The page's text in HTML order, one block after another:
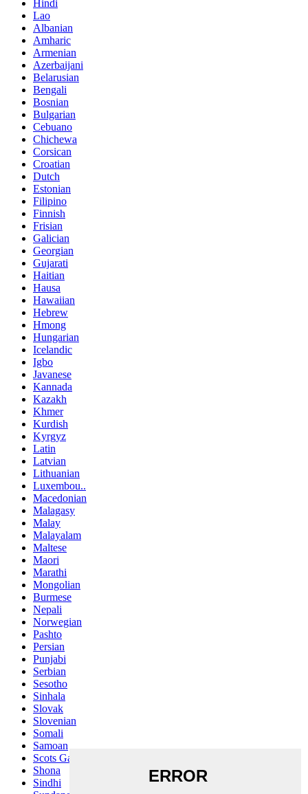
Hindi
Lao
Albanian
Amharic
Armenian
Azerbaijani
Belarusian
Bengali
Bosnian
Bulgarian
Cebuano
Chichewa
Corsican
Croatian
Dutch
Estonian
Filipino
Finnish
Frisian
Galician
Georgian
Gujarati
Haitian
Hausa
Hawaiian
Hebrew
Hmong
Hungarian
Icelandic
Igbo
Javanese
Kannada
Kazakh
Khmer
Kurdish
Kyrgyz
Latin
Latvian
Lithuanian
Luxembou..
Macedonian
Malagasy
Malay
Malayalam
Maltese
Maori
Marathi
Mongolian
Burmese
Nepali
Norwegian
Pashto
Persian
Punjabi
Serbian
Sesotho
Sinhala
Slovak
Slovenian
Somali
Samoan
Scots Gaelic
Shona
Sindhi